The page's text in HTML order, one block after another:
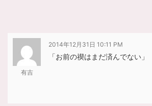
有吉
2014年12月31日 10:11 PM
「お前の禊はまだ済んでない」